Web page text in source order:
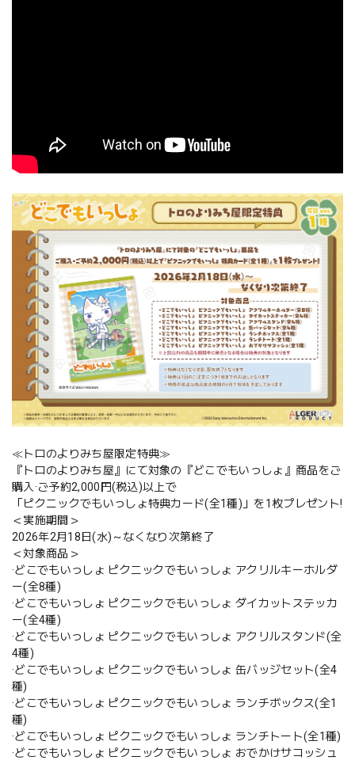
≪トロのよりみち屋限定特典≫
『トロのよりみち屋』にて対象の『どこでもいっしょ』商品をご
購入·ご予約2,000円(税込)以上で
「ピクニックでもいっしょ特典カード(全1種)」を1枚プレゼント!
＜実施期間＞
2026年2月18日(水)～なくなり次第終了
＜対象商品＞
·どこでもいっしょ ピクニックでもいっしょ アクリルキーホルダ
ー(全8種)
·どこでもいっしょ ピクニックでもいっしょ ダイカットステッカ
ー(全4種)
·どこでもいっしょ ピクニックでもいっしょ アクリルスタンド(全
4種)
·どこでもいっしょ ピクニックでもいっしょ 缶バッジセット(全4
種)
·どこでもいっしょ ピクニックでもいっしょ ランチボックス(全1
種)
·どこでもいっしょ ピクニックでもいっしょ ランチトート(全1種)
·どこでもいっしょ ピクニックでもいっしょ おでかけサコッシュ